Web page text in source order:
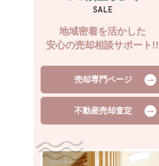
SALE
地域密着を活かした
安心の売却相談サポート!!
売却専門ページ
不動産売却査定